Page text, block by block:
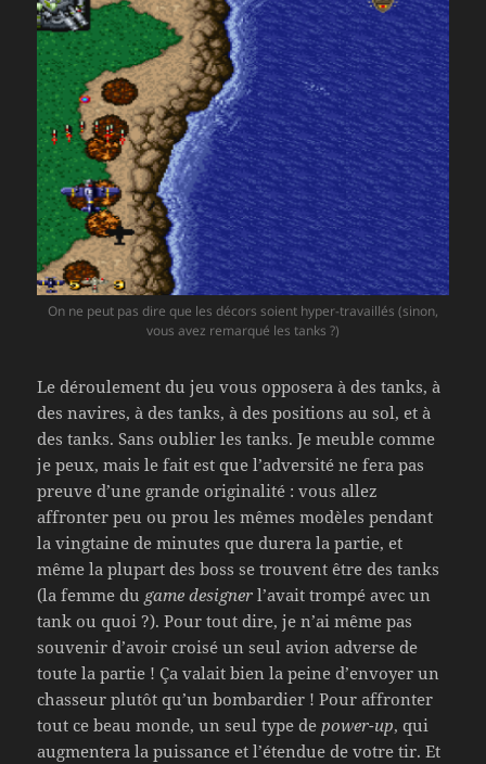
On ne peut pas dire que les décors soient hyper-travaillés (sinon,
vous avez remarqué les tanks ?)
Le déroulement du jeu vous opposera à des tanks, à
des navires, à des tanks, à des positions au sol, et à
des tanks. Sans oublier les tanks. Je meuble comme
je peux, mais le fait est que l’adversité ne fera pas
preuve d’une grande originalité : vous allez
affronter peu ou prou les mêmes modèles pendant
la vingtaine de minutes que durera la partie, et
même la plupart des boss se trouvent être des tanks
(la femme du game designer l’avait trompé avec un
tank ou quoi ?). Pour tout dire, je n’ai même pas
souvenir d’avoir croisé un seul avion adverse de
toute la partie ! Ça valait bien la peine d’envoyer un
chasseur plutôt qu’un bombardier ! Pour affronter
tout ce beau monde, un seul type depower-up, qui
augmentera la puissance et l’étendue de votre tir. Et